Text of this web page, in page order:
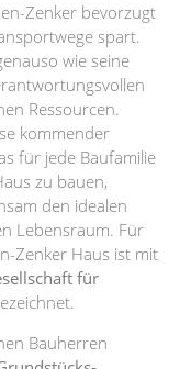
Zenker bevorzugt
spart.
wie seine
Ressourcen.
kommender
für jede Baufamilie
zu bauen,
den idealen
Lebensraum. Für
Zenker Haus ist mit
für
Bauherren